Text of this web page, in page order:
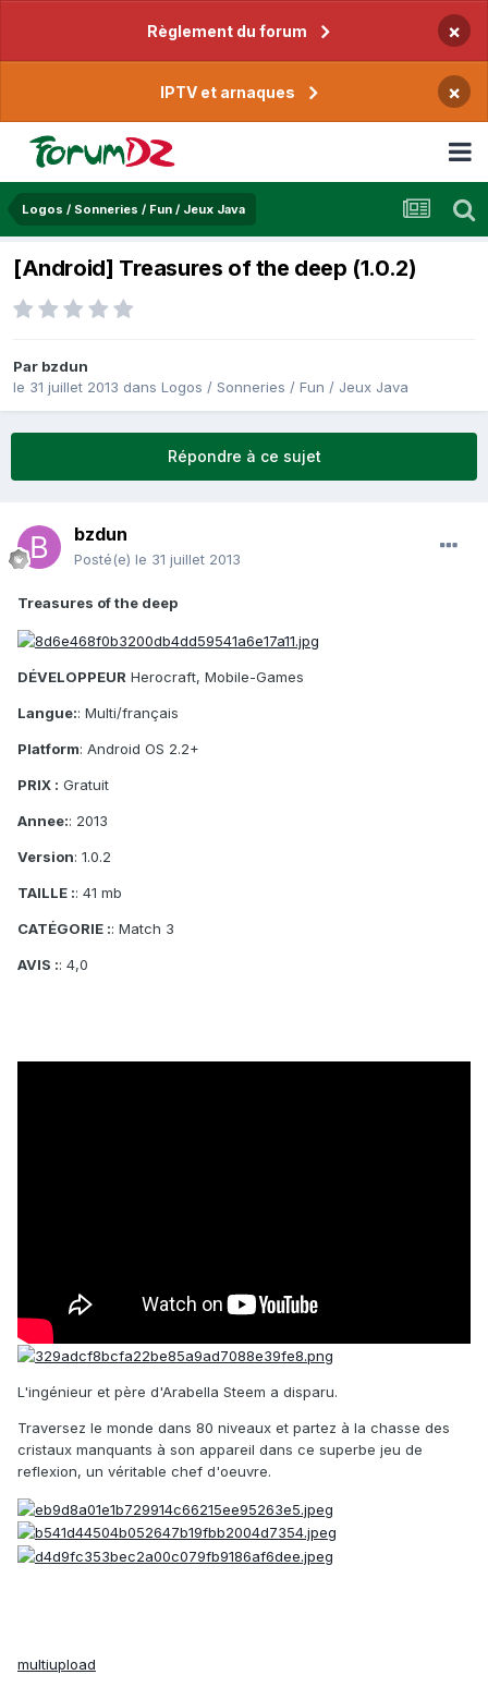
Règlement du forum ×
IPTV et arnaques ×
Logos / Sonneries / Fun / Jeux Java
[Android] Treasures of the deep (1.0.2)
Par bzdun
le 31 juillet 2013 dans Logos / Sonneries / Fun / Jeux Java
Répondre à ce sujet
bzdun
Posté(e) le 31 juillet 2013
Treasures of the deep
DÉVELOPPEUR Herocraft, Mobile-Games
Langue:: Multi/français
Platform: Android OS 2.2+
PRIX : Gratuit
Annee:: 2013
Version: 1.0.2
TAILLE :: 41 mb
CATÉGORIE :: Match 3
AVIS :: 4,0
L'ingénieur et père d'Arabella Steem a disparu.
Traversez le monde dans 80 niveaux et partez à la chasse des
cristaux manquants à son appareil dans ce superbe jeu de
reflexion, un véritable chef d'oeuvre.
multiupload